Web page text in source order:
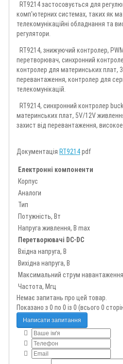
RT9214 застосовується для
комп'ютерних системах, таких як
телекомунікаційні обладнання та
регулятори.
RT9214, знижуючий контролер,
перетворювач, синхронний
контролер для материнських плат,
перевантаження, контролер для
телекомунікацій.
RT9214, синхронний контролер
материнських плат, 5V/12V
захист від перевантаження,
Документація RT9214pdf
Електронні компоненти
Корпус
Аналоги
Тип
Потужність, Вт
Напруга живлення, В max
Перетворювачі DC-DC
Вхідна напруга, В
Вихідна напруга, В
Максимальний струм
Частота, Мгц
Немає запитань про цей товар.
Показано з 0 по 0 із 0 (всього 0
Написати запитання